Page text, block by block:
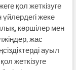
қол жеткізуге
жеке
көршілер мен
жас
ауыл
жеткізуге